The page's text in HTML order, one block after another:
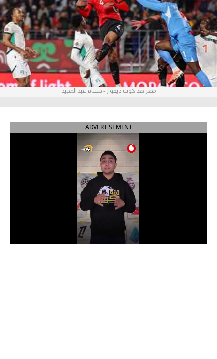
آراء حرة
ركن الألعاب
بطولات
أمريكا 2026
الدوري الإنجليزي الممتاز
الدوري السعودي للمحترفين
مصر ضد كوت ديفوار - حسام عبد المجيد
ADVERTISEMENT